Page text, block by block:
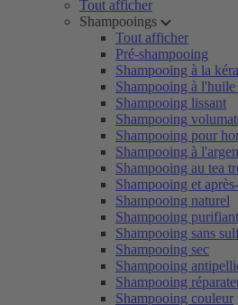
Tout afficher
Shampooings
Tout afficher
Pré-shampooing
Shampooing à la
Shampooing à l'huile
Shampooing lissant
Shampooing
Shampooing pour
Shampooing à
Shampooing au tea
Shampooing et
Shampooing naturel
Shampooing purifiant
Shampooing sans
Shampooing sec
Shampooing
Shampooing
Shampooing couleur